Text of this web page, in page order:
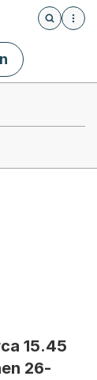
Öffnet
15.45
26-